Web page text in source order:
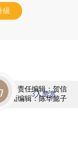
级
责任编辑：贺信
版面编辑：陈华懿子
3人赞赏